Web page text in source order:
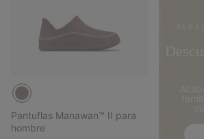
Pantuflas Manawan™ II para
hombre